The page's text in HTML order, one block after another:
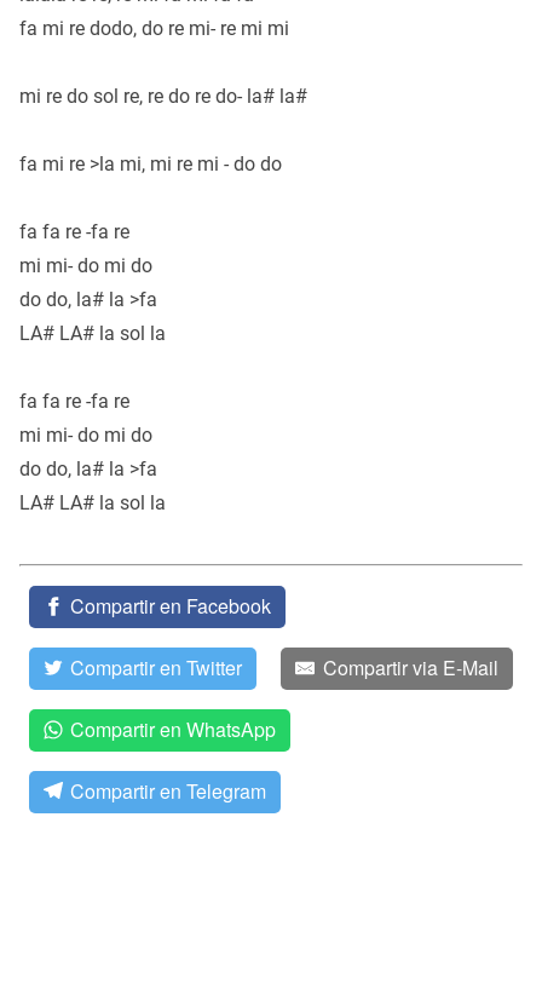
fa mi re dodo, do re mi- re mi mi
mi re do sol re, re do re do- la# la#
fa mi re >la mi, mi re mi - do do
fa fa re -fa re
mi mi- do mi do
do do, la# la >fa
LA# LA# la sol la
fa fa re -fa re
mi mi- do mi do
do do, la# la >fa
LA# LA# la sol la
Compartir en Facebook
Compartir en Twitter Compartir via E-Mail
Compartir en WhatsApp
Compartir en Telegram